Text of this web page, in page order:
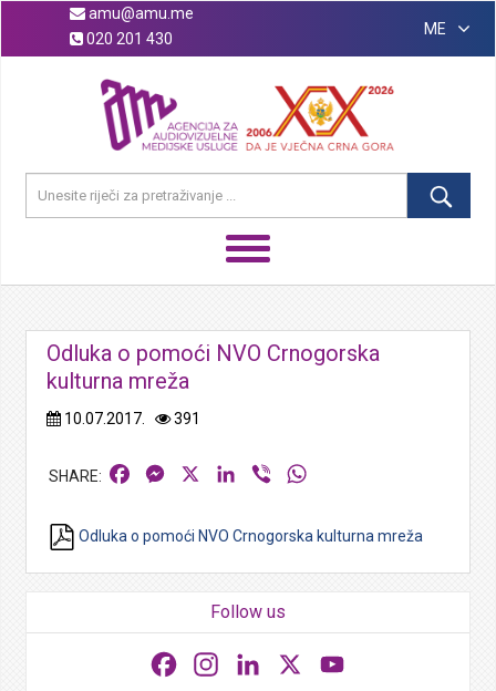
amu@amu.me
020 201 430
ME
Odluka o pomoći NVO Crnogorska
kulturna mreža
10.07.2017. 391
FacebookMessengerLinkedIn
Viber
Odluka o pomoći NVO Crnogorska kulturna mreža
Follow us
FacebookInstagramLinkedIn